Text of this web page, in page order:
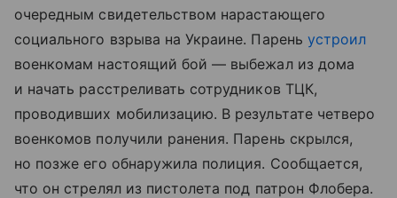
очередным свидетельством нарастающего
социального взрыва на Украине. Парень устроил
военкомам настоящий бой — выбежал из дома
и начать расстреливать сотрудников ТЦК,
проводивших мобилизацию. В результате четверо
военкомов получили ранения. Парень скрылся,
но позже его обнаружила полиция. Сообщается,
что он стрелял из пистолета под патрон Флобера.